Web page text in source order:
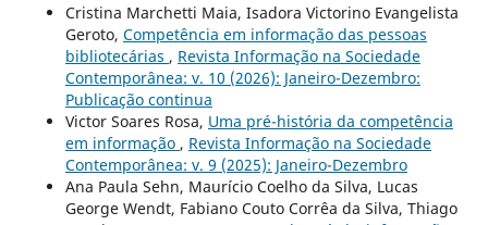
Cristina Marchetti Maia, Isadora Victorino Evangelista
Geroto, Competência em informação das pessoas
bibliotecárias , Revista Informação na Sociedade
Contemporânea: v. 10 (2026): Janeiro-Dezembro:
Publicação continua
Victor Soares Rosa, Uma pré-história da competência
em informação , Revista Informação na Sociedade
Contemporânea: v. 9 (2025): Janeiro-Dezembro
Ana Paula Sehn, Maurício Coelho da Silva, Lucas
George Wendt, Fabiano Couto Corrêa da Silva, Thiago